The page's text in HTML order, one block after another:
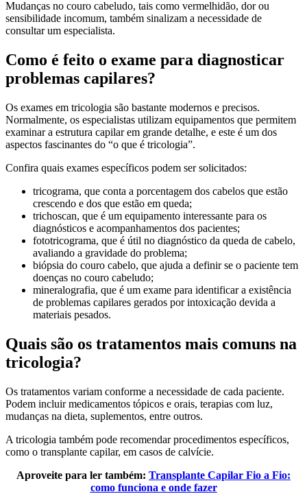
Mudanças no couro cabeludo, tais como vermelhidão, dor ou
sensibilidade incomum, também sinalizam a necessidade de
consultar um especialista.
Como é feito o exame para diagnosticar
problemas capilares?
Os exames em tricologia são bastante modernos e precisos.
Normalmente, os especialistas utilizam equipamentos que permitem
examinar a estrutura capilar em grande detalhe, e este é um dos
aspectos fascinantes do “o que é tricologia”.
Confira quais exames específicos podem ser solicitados:
tricograma, que conta a porcentagem dos cabelos que estão
crescendo e dos que estão em queda;
trichoscan, que é um equipamento interessante para os
diagnósticos e acompanhamentos dos pacientes;
fototricograma, que é útil no diagnóstico da queda de cabelo,
avaliando a gravidade do problema;
biópsia do couro cabelo, que ajuda a definir se o paciente tem
doenças no couro cabeludo;
mineralografia, que é um exame para identificar a existência
de problemas capilares gerados por intoxicação devida a
materiais pesados.
Quais são os tratamentos mais comuns na
tricologia?
Os tratamentos variam conforme a necessidade de cada paciente.
Podem incluir medicamentos tópicos e orais, terapias com luz,
mudanças na dieta, suplementos, entre outros.
A tricologia também pode recomendar procedimentos específicos,
como o transplante capilar, em casos de calvície.
Aproveite para ler também: Transplante Capilar Fio a Fio:
como funciona e onde fazer